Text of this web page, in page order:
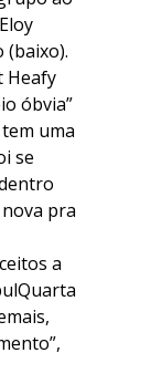
(baixo).
Heafy
óbvia”
uma
se
pra
a